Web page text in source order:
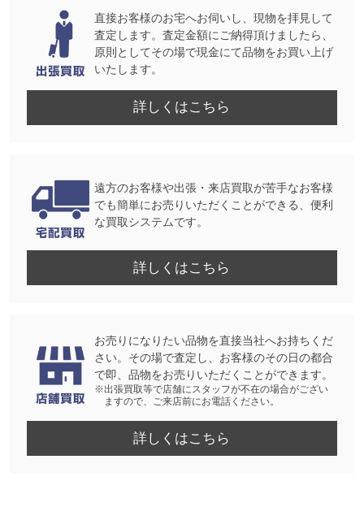
直接お客様のお宅へお伺いし、現物を拝見して
査定します。査定金額にご納得頂けましたら、
原則としてその場で現金にて品物をお買い上げ
いたします。
詳しくはこちら
遠方のお客様や出張・来店買取が苦手なお客様
でも簡単にお売りいただくことができる、便利
な買取システムです。
詳しくはこちら
お売りになりたい品物を直接当社へお持ちくだ
さい。その場で査定し、お客様のその日の都合
で即、品物をお売りいただくことができます。
※出張買取等で店舗にスタッフが不在の場合がござい
ますので、ご来店前にお電話ください。
詳しくはこちら